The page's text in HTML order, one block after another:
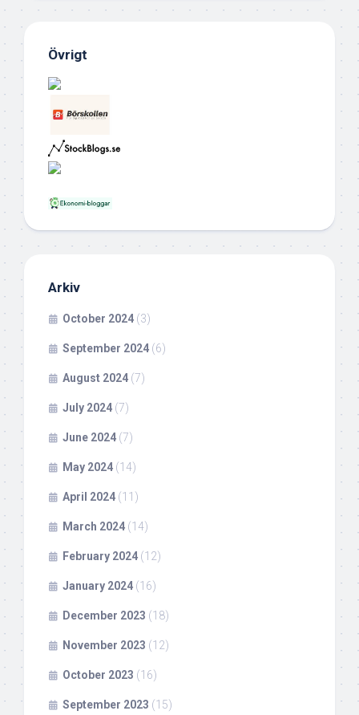
Övrigt
Arkiv
October 2024 (3)
September 2024 (6)
August 2024 (7)
July 2024 (7)
June 2024 (7)
May 2024 (14)
April 2024 (11)
March 2024 (14)
February 2024 (12)
January 2024 (16)
December 2023 (18)
November 2023 (12)
October 2023 (16)
September 2023 (15)